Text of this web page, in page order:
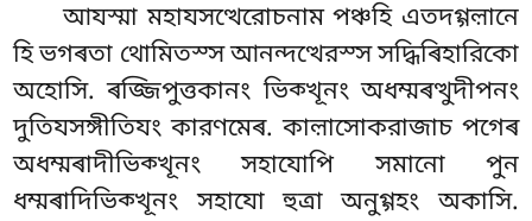
আযস্মা মহাযসত্থেরোচনাম পঞ্চহি এতদগ্গল়ানে
হি ভগৰতা থোমিতস্স আনন্দত্থেরস্স সদ্ধিৰিহারিকো
অহোসি. ৰজ্জিপুত্তকানং ভিক্খূনং অধম্মৰত্থুদীপনং
দুতিযসঙ্গীতিযং কারণমেৰ. কাল়াসোকরাজাচ পগেৰ
অধম্মৰাদীভিক্খূনং সহাযোপি সমানো পুন
ধম্মৰাদিভিক্খূনং সহাযোহুত্ৰা অনুগ্গহং অকাসি.